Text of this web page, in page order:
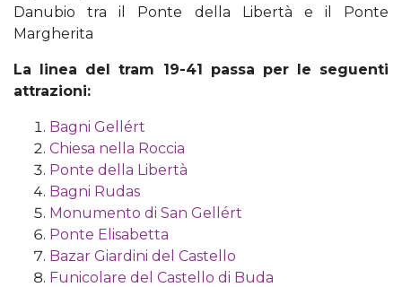
Danubio tra il Ponte della Libertà e il Ponte
Margherita
La linea del tram 19-41 passa per le seguenti
attrazioni:
Bagni Gellért
Chiesa nella Roccia
Ponte della Libertà
Bagni Rudas
Monumento di San Gellért
Ponte Elisabetta
Bazar Giardini del Castello
Funicolare del Castello di Buda